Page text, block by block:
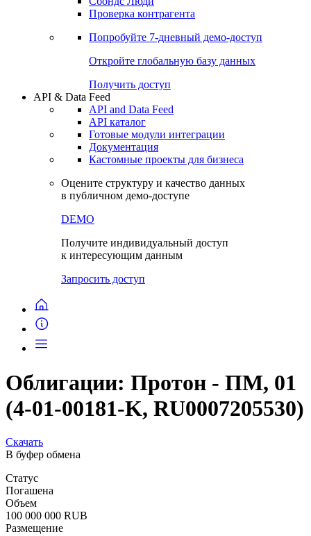
Сохраненные запросы
Чат
Проверка контрагента
Попробуйте7-дневный
Откройте глобальную базу данных
Получить доступ
API & Data Feed
API and Data Feed
Готовые модули интеграции
Документация
в публичном демо-доступе
(4-01-00181-K, RU0007205530)
Скачать
В буфер обмена
Статус